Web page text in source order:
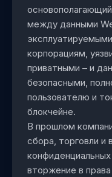
между данными
корпорациям,
приватными – и
безопасными,
пользователю и
блокчейне.
В прошлом
сбора, торговли и
вторжение в